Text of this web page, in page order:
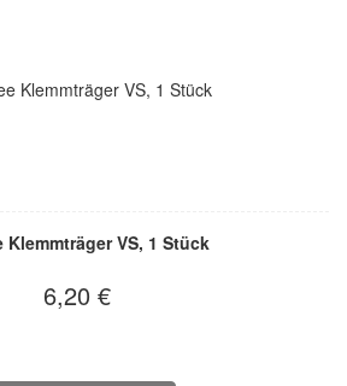
Klemmträger VS, 1 Stück
6,20 €